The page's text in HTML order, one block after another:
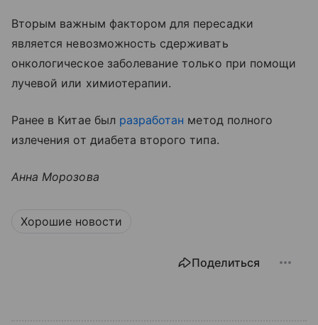
Вторым важным фактором для пересадки
является невозможность сдерживать
онкологическое заболевание только при помощи
лучевой или химиотерапии.
Ранее в Китае был разработан метод полного
излечения от диабета второго типа.
Анна Морозова
Хорошие новости
Поделиться